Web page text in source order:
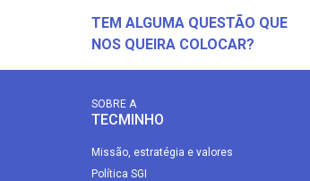
TEM ALGUMA QUESTÃO QUE
NOS QUEIRA COLOCAR?
SOBRE A
TECMINHO
Missão, estratégia e valores
Política SGI